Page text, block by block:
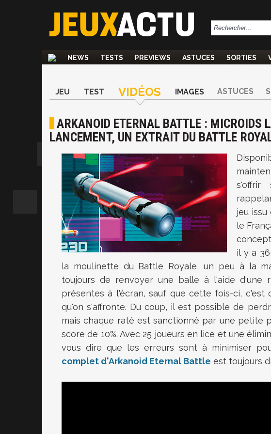
NEWS TESTS PREVIEWS ASTUCES SORTIES
JEU TEST VIDÉOS IMAGES ASTUCES
ARKANOID ETERNAL BATTLE : MICROIDS
LANCEMENT, UN EXTRAIT DU BATTLE
s'offrir
jeu
le
il y a
la moulinette du Battle Royale, un peu à la
toujours de renvoyer une balle à l'aide d'une
présentes à l'écran, sauf que cette fois-ci,
qu'on s'affronte. Du coup, il est possible de
mais chaque raté est sanctionné par une petite
score de 10%. Avec 25 joueurs en lice et une
vous dire que les erreurs sont à minimiser
complet d'Arkanoid Eternal Battle est toujours